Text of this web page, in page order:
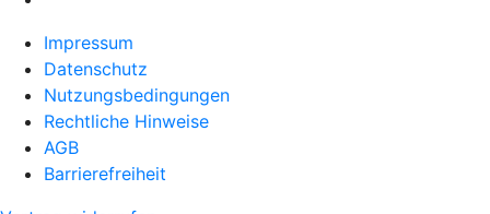
Impressum
Datenschutz
Nutzungsbedingungen
Rechtliche Hinweise
AGB
Barrierefreiheit